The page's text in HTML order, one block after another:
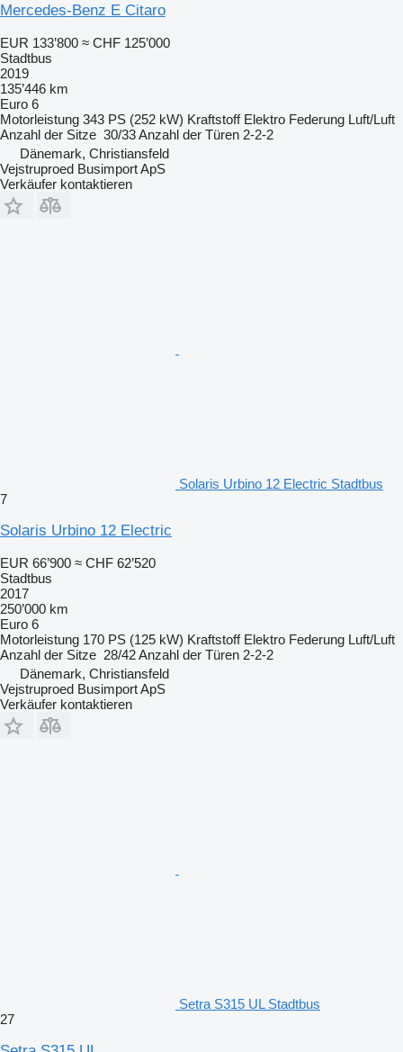
Mercedes-Benz E Citaro
EUR 133’800 ≈ CHF 125’000
Stadtbus
2019
135’446 km
Euro 6
Motorleistung 343 PS (252 kW) Kraftstoff Elektro Federung Luft/Luft
Anzahl der Sitze 30/33Anzahl der Türen 2-2-2
Dänemark, Christiansfeld
Vejstruproed Busimport ApS
Verkäufer kontaktieren
Solaris Urbino 12 Electric Stadtbus
7
Solaris Urbino 12 Electric
EUR 66’900 ≈ CHF 62’520
Stadtbus
2017
250’000 km
Euro 6
Motorleistung 170 PS (125 kW) Kraftstoff Elektro Federung Luft/Luft
Anzahl der Sitze 28/42Anzahl der Türen 2-2-2
Dänemark, Christiansfeld
Vejstruproed Busimport ApS
Verkäufer kontaktieren
Setra S315 UL Stadtbus
27